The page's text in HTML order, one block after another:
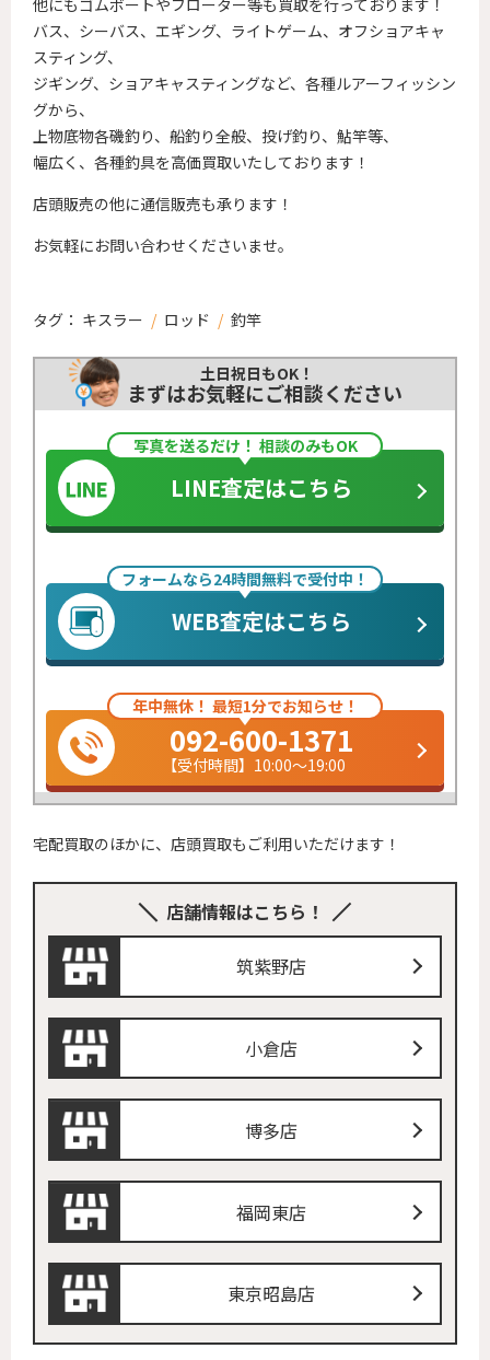
バス、シーバス、エギング、ライトゲーム、オフショアキャ
スティング、
ジギング、ショアキャスティングなど、各種ルアーフィッシン
グから、
上物底物各磯釣り、船釣り全般、投げ釣り、鮎竿等、
幅広く、各種釣具を高価買取いたしております！
店頭販売の他に通信販売も承ります！
お気軽にお問い合わせくださいませ。
タグ： キスラー / ロッド / 釣竿
土日祝日もOK！
まずはお気軽にご相談ください
写真を送るだけ！ 相談のみもOK
LINE査定はこちら
フォームなら24時間無料で受付中！
WEB査定はこちら
年中無休！ 最短1分でお知らせ！
092-600-1371
【受付時間】10:00～19:00
宅配買取のほかに、店頭買取もご利用いただけます！
店舗情報はこちら！
筑紫野店
小倉店
博多店
福岡東店
東京昭島店